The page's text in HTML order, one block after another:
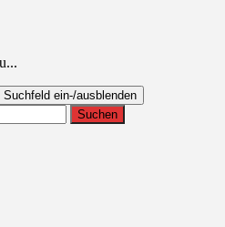
Suchfeld ein-/ausblenden